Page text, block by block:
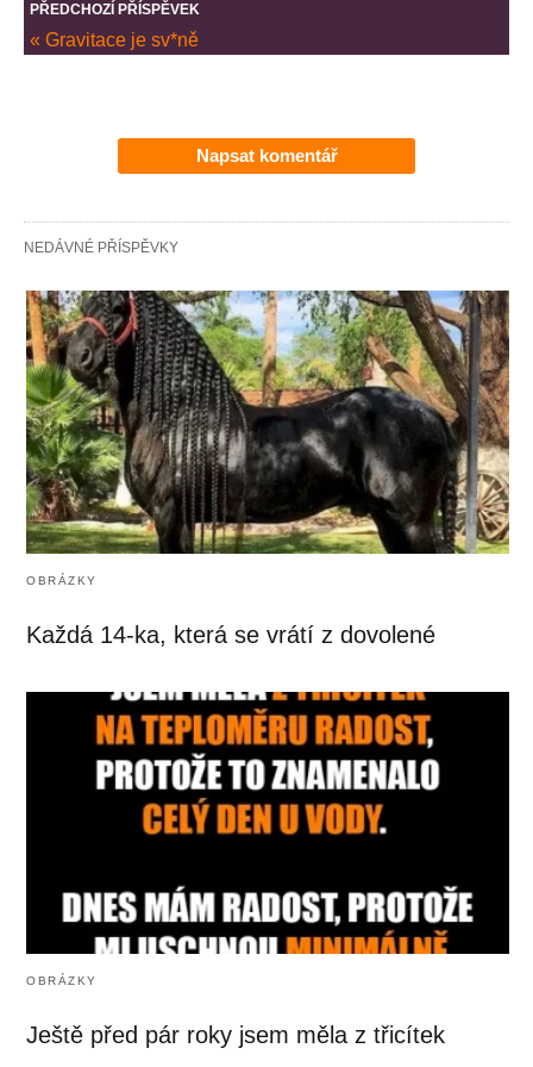
PŘEDCHOZÍ PŘÍSPĚVEK
« Gravitace je sv*ně
Napsat komentář
NEDÁVNÉ PŘÍSPĚVKY
OBRÁZKY
Každá 14-ka, která se vrátí z dovolené
OBRÁZKY
Ještě před pár roky jsem měla z třicítek